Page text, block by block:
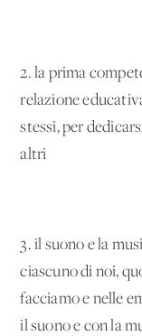
2. la prima
relazione
stessi, per
altri
3. il suono e la
ciascuno di noi,
facciamo e nelle
il suono e con la